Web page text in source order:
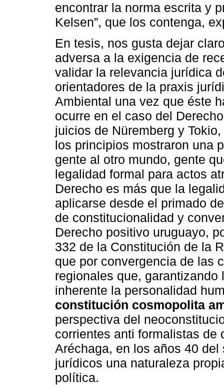
encontrar la norma escrita y
Kelsen”, que los contenga,
En tesis, nos gusta dejar
adversa a la exigencia de
validar la relevancia jurídica
orientadores de la praxis
Ambiental una vez que éste
ocurre en el caso del
juicios de Nüremberg y
los principios mostraron una
gente al otro mundo, gente
legalidad formal para actos
Derecho es más que la
aplicarse desde el primado
de constitucionalidad y
Derecho positivo uruguayo,
332 de la Constitución de la
que por convergencia de las
regionales que,
inherente la personalidad
constitución cosmopolita
perspectiva del
corrientes anti formalistas de
Aréchaga, en los años 40
jurídicos una naturaleza
política.